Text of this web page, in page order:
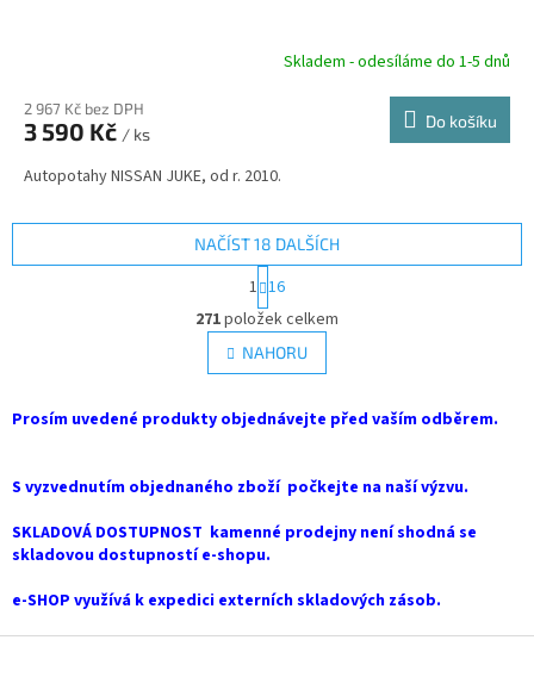
R
Skladem - odesíláme do 1-5 dnů
2 967 Kč bez DPH
3 590 Kč / ks
Do košíku
Autopotahy NISSAN JUKE, od r. 2010.
O
v
l
á
a
p
v
k
v
NAČÍST 18 DALŠÍCH
S
t
r
á
n
k
v
í
1 16
271položek celkem
NAHORU
Prosím uvedené produkty objednávejte před vaším odběrem.
S vyzvednutím objednaného zboží počkejte na naší výzvu.
SKLADOVÁ DOSTUPNOST kamenné prodejny není shodná se
skladovou dostupností e-shopu.
e-SHOP využívá k expedici externích skladových zásob.